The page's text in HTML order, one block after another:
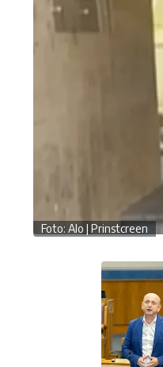
Foto: Alo | Prinstcreen